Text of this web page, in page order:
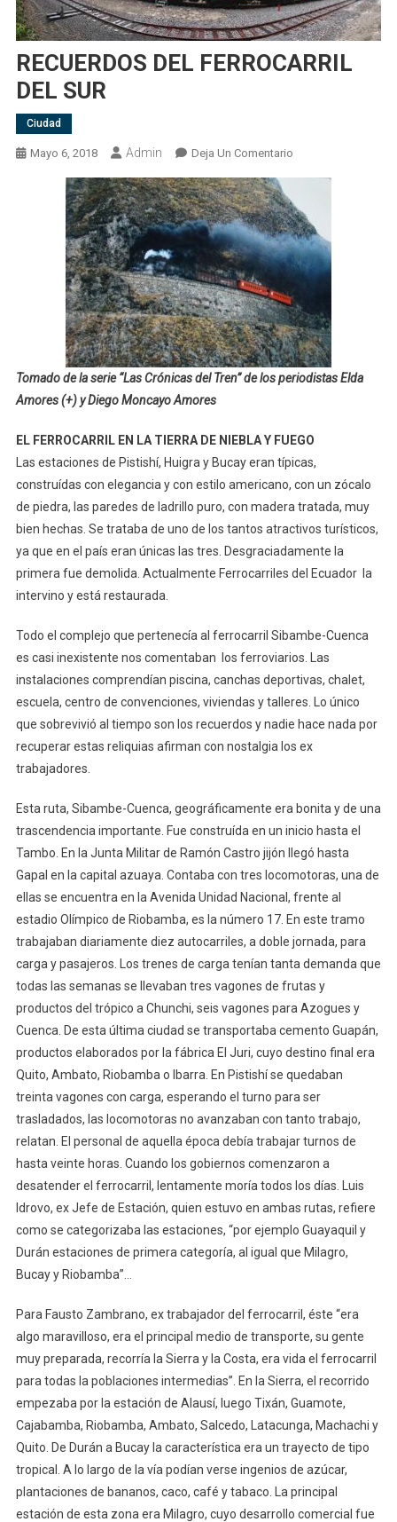
RECUERDOS DEL FERROCARRIL
DEL SUR
Ciudad
Mayo 6, 2018 Admin Deja Un ComentarioEn
FERROCARRIL
DEL
SUR
Tomado de la serie “Las Crónicas del Tren” de los periodistas Elda
Amores (+) y Diego Moncayo Amores
EL FERROCARRIL EN LA TIERRA DE NIEBLA Y FUEGO
Las estaciones de Pistishí, Huigra y Bucay eran típicas,
construídas con elegancia y con estilo americano, con un zócalo
de piedra, las paredes de ladrillo puro, con madera tratada, muy
bien hechas. Se trataba de uno de los tantos atractivos turísticos,
ya que en el país eran únicas las tres. Desgraciadamente la
primera fue demolida. Actualmente Ferrocarriles del Ecuador la
intervino y está restaurada.
Todo el complejo que pertenecía al ferrocarril Sibambe-Cuenca
es casi inexistente nos comentaban los ferroviarios. Las
instalaciones comprendían piscina, canchas deportivas, chalet,
escuela, centro de convenciones, viviendas y talleres. Lo único
que sobrevivió al tiempo son los recuerdos y nadie hace nada por
recuperar estas reliquias afirman con nostalgia los ex
trabajadores.
Esta ruta, Sibambe-Cuenca, geográficamente era bonita y de una
trascendencia importante. Fue construída en un inicio hasta el
Tambo. En la Junta Militar de Ramón Castro jijón llegó hasta
Gapal en la capital azuaya. Contaba con tres locomotoras, una de
ellas se encuentra en la Avenida Unidad Nacional, frente al
estadio Olímpico de Riobamba, es la número 17. En este tramo
trabajaban diariamente diez autocarriles, a doble jornada, para
carga y pasajeros. Los trenes de carga tenían tanta demanda que
todas las semanas se llevaban tres vagones de frutas y
productos del trópico a Chunchi, seis vagones para Azogues y
Cuenca. De esta última ciudad se transportaba cemento Guapán,
productos elaborados por la fábrica El Juri, cuyo destino final era
Quito, Ambato, Riobamba o Ibarra. En Pistishí se quedaban
treinta vagones con carga, esperando el turno para ser
trasladados, las locomotoras no avanzaban con tanto trabajo,
relatan. El personal de aquella época debía trabajar turnos de
hasta veinte horas. Cuando los gobiernos comenzaron a
desatender el ferrocarril, lentamente moría todos los días. Luis
Idrovo, ex Jefe de Estación, quien estuvo en ambas rutas, refiere
como se categorizaba las estaciones, “por ejemplo Guayaquil y
Durán estaciones de primera categoría, al igual que Milagro,
Bucay y Riobamba”…
Para Fausto Zambrano, ex trabajador del ferrocarril, éste “era
algo maravilloso, era el principal medio de transporte, su gente
muy preparada, recorría la Sierra y la Costa, era vida el ferrocarril
para todas la poblaciones intermedias”. En la Sierra, el recorrido
empezaba por la estación de Alausí, luego Tixán, Guamote,
Cajabamba, Riobamba, Ambato, Salcedo, Latacunga, Machachi y
Quito. De Durán a Bucay la característica era un trayecto de tipo
tropical. A lo largo de la vía podían verse ingenios de azúcar,
plantaciones de bananos, caco, café y tabaco. La principal
estación de esta zona era Milagro, cuyo desarrollo comercial fue